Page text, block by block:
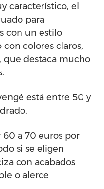
característico, el
para
con un estilo
colores claros,
que destaca mucho
está entre 50 y
60 a 70 euros por
si se eligen
con acabados
o alerce